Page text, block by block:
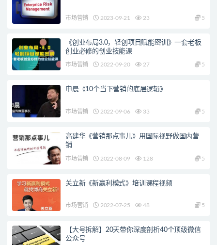
市场营销 2023-09-21 23 5
《创业布局3.0，轻创项目赋能密训》一套老板
创业必修的创业技能课
市场营销 2022-09-20 27 5
申晨《10个当下营销的底层逻辑》
市场营销 2022-09-06 33 5
高建华《营销那点事儿》用国际视野做国内营
销
市场营销 2022-08-09 128 5
关立新《新赢利模式》培训课程视频
市场营销 2022-07-25 48 5
【大号拆解】20天带你深度剖析40个顶级微信
公众号